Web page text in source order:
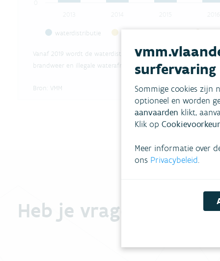
waterdistributie
End of interactive chart.
Vanaf 2019 wordt de waterdistributie opgeplitst in het
brandweer en illegale waterafnames)
Bron: VMM
Heb je vragen?
Sommige cookies zijn
optioneel en worden
aanvaarden klikt,
Klik op
Meer informatie over
ons Privacybeleid.